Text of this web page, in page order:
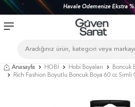
Havale Ödemenize Ekstra
Anasayfa HOBİ Hobi Boyaları
Boncuk
Rich Fashion Boyutlu Boncuk Boya 60 cc Simli